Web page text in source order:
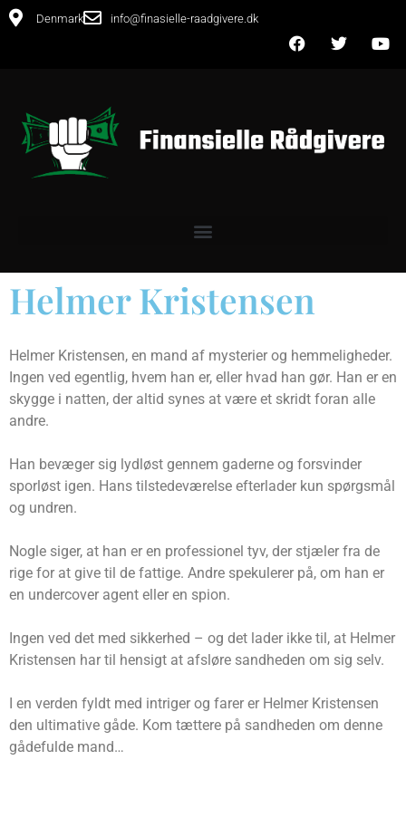
Denmark info@finasielle-raadgivere.dk
Helmer Kristensen
Helmer Kristensen, en mand af mysterier og hemmeligheder.
Ingen ved egentlig, hvem han er, eller hvad han gør. Han er en
skygge i natten, der altid synes at være et skridt foran alle
andre.
Han bevæger sig lydløst gennem gaderne og forsvinder
sporløst igen. Hans tilstedeværelse efterlader kun spørgsmål
og undren.
Nogle siger, at han er en professionel tyv, der stjæler fra de
rige for at give til de fattige. Andre spekulerer på, om han er
en undercover agent eller en spion.
Ingen ved det med sikkerhed – og det lader ikke til, at Helmer
Kristensen har til hensigt at afsløre sandheden om sig selv.
I en verden fyldt med intriger og farer er Helmer Kristensen
den ultimative gåde. Kom tættere på sandheden om denne
gådefulde mand…